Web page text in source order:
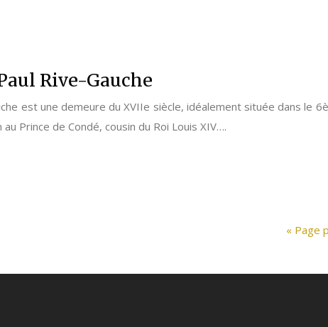
Rive-Gauche
est une demeure du XVIIe siècle, idéalement située dans
Prince de Condé, cousin du Roi Louis XIV….
« Page